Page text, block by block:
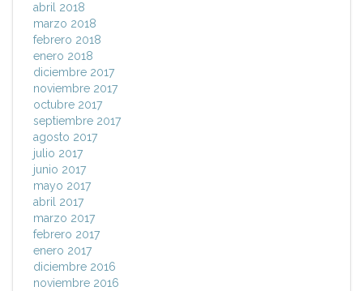
abril 2018
marzo 2018
febrero 2018
enero 2018
diciembre 2017
noviembre 2017
octubre 2017
septiembre 2017
agosto 2017
julio 2017
junio 2017
mayo 2017
abril 2017
marzo 2017
febrero 2017
enero 2017
diciembre 2016
noviembre 2016